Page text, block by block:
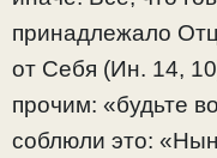
принадлежало
от Себя (Ин. 14,
прочим: «будьте
соблюли это: